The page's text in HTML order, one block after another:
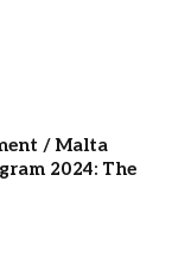
/ Malta
2024: The